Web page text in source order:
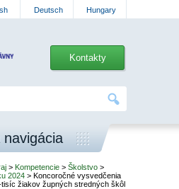
Deutsch Hungary
Kontakty
navigácia
> Kompetencie > Školstvo >
2024 > Koncoročné vysvedčenia
žiakov župných stredných škôl